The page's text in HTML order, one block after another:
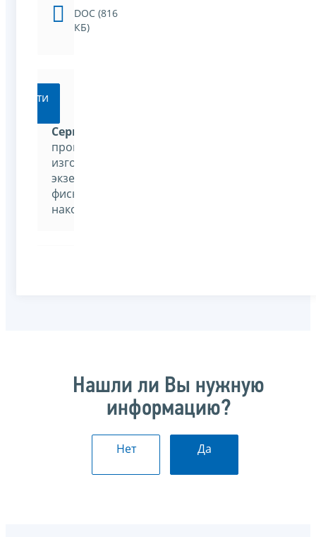
DOC (816
КБ)
Перейти
Сервис
проверки
изготовленных
экземпляров
фискальных
накопителей.
Нашли ли Вы нужную
информацию?
Нет Да